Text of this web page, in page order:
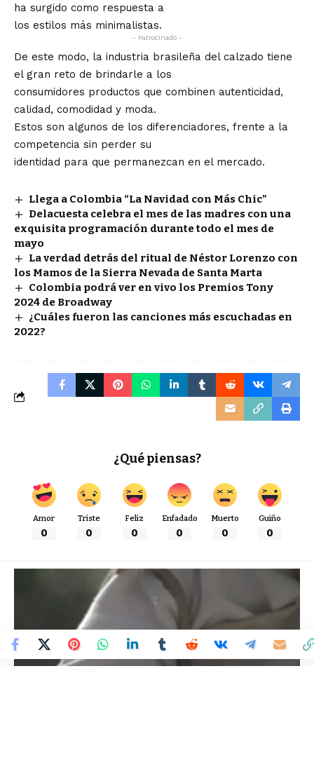
ha surgido como respuesta a
los estilos más minimalistas.
- Patrocinado -
De este modo, la industria brasileña del calzado tiene
el gran reto de brindarle a los
consumidores productos que combinen autenticidad,
calidad, comodidad y moda.
Estos son algunos de los diferenciadores, frente a la
competencia sin perder su
identidad para que permanezcan en el mercado.
Llega a Colombia “La Navidad con Más Chic”
Delacuesta celebra el mes de las madres con una
exquisita programación durante todo el mes de
mayo
La verdad detrás del ritual de Néstor Lorenzo con
los Mamos de la Sierra Nevada de Santa Marta
Colombia podrá ver en vivo los Premios Tony
2024 de Broadway
¿Cuáles fueron las canciones más escuchadas en
2022?
¿Qué piensas?
Amor
0
Triste
0
Feliz
0
Enfadado
0
Muerto
0
Guiño
0